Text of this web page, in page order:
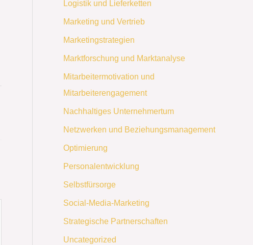
Logistik und Lieferketten
Marketing und Vertrieb
Marketingstrategien
Marktforschung und Marktanalyse
Mitarbeitermotivation und
Mitarbeiterengagement
Nachhaltiges Unternehmertum
Netzwerken und Beziehungsmanagement
Optimierung
Personalentwicklung
Selbstfürsorge
Social-Media-Marketing
Strategische Partnerschaften
Uncategorized